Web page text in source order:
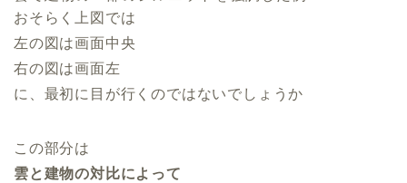
おそらく上図では
左の図は画面中央
右の図は画面左
に、最初に目が行くのではないでしょうか
この部分は
雲と建物の対比によって